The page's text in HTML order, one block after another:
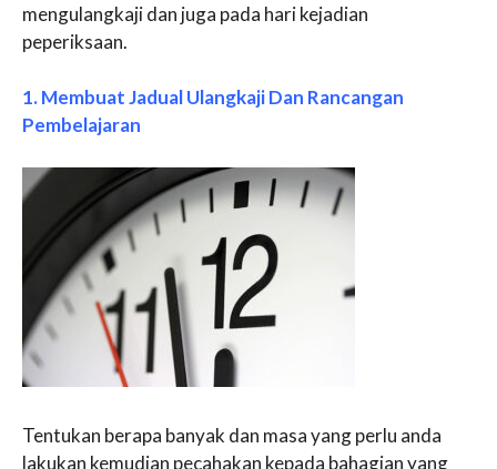
mengulangkaji dan juga pada hari kejadian
peperiksaan.
1. Membuat Jadual Ulangkaji Dan Rancangan
Pembelajaran
Tentukan berapa banyak dan masa yang perlu anda
lakukan kemudian pecahakan kepada bahagian yang